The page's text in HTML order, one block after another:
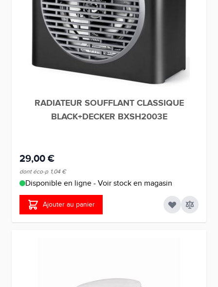
RADIATEUR SOUFFLANT CLASSIQUE
BLACK+DECKER BXSH2003E
29,00 €
dont éco-p 1,04 €
Disponible en ligne - Voir stock en magasin
Ajouter au panier